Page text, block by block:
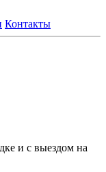
Контакты
и с выездом на